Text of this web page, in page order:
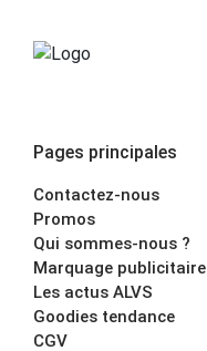
Pages principales
Contactez-nous
Promos
Qui sommes-nous ?
Marquage publicitaire
Les actus ALVS
Goodies tendance
CGV